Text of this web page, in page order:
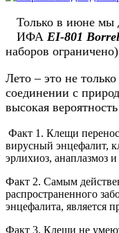
Только в июне мы
ИФА EI-801
наборов
Лето – это не
соединении с
высокая
Факт 1. Клещи
вирусный энцефалит,
эрлихиоз, анаплазмоз
Факт 2. Самым
распространенного
энцефалита, является
Факт 3. Клещи не